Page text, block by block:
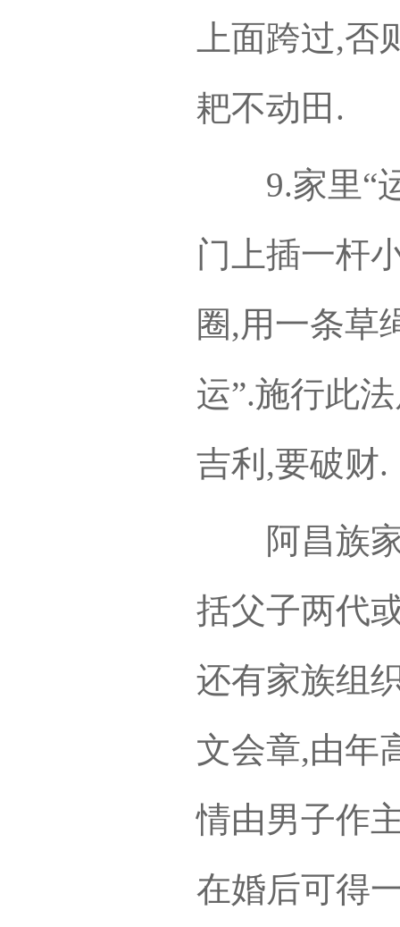
上面跨过,
耙不动田.
9.家里“运
门上插一杆
圈,用一条草
运”.施行此
吉利,要破财.
阿昌族家
括父子两代
还有家族组
文会章,由年
情由男子作
在婚后可得